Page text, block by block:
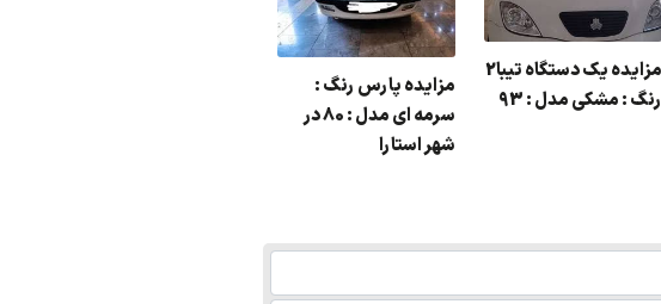
مزایده پارس رنگ :
سرمه ای مدل : 80 در
شهر استارا
مزایده یک دستگاه تیبا2
رنگ : مشکی مدل : 93